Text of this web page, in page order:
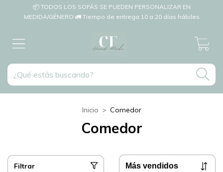
📦 TODOS LOS SOFÁS SE PUEDEN PERSONALIZAR EN
MEDIDA/GÉNERO 🚛 Tiempo de entrega 10 a 20 días hábiles
Inicio > Comedor
Comedor
Filtrar